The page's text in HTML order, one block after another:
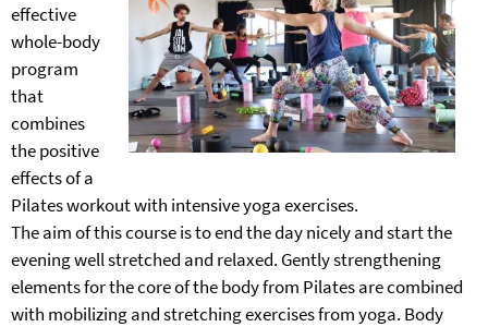
effective
whole-body
program
that
combines
the positive
effects of a
Pilates workout with intensive yoga exercises.
The aim of this course is to end the day nicely and start the
evening well stretched and relaxed. Gently strengthening
elements for the core of the body from Pilates are combined
with mobilizing and stretching exercises from yoga. Body